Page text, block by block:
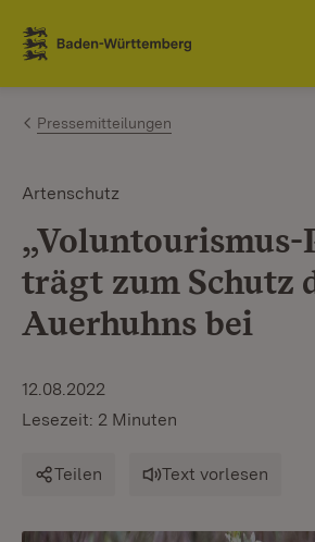
Zum Inhalt springen
Link zur Startseite
Pressemitteilungen
Artenschutz
trägt zum Schutz
Auerhuhns bei
12.08.2022
Lesezeit: 2 Minuten
Teilen Text vorlesen